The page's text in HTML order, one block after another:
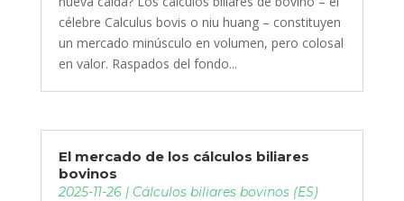
célebre Calculus bovis o niu huang – constituyen
un mercado minúsculo en volumen, pero colosal
en valor. Raspados del fondo...
El mercado de los cálculos biliares
bovinos
2025-11-26| Cálculos biliares bovinos (ES)